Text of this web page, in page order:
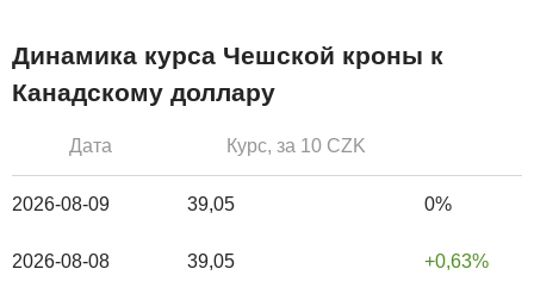
Динамика курса Чешской кроны к
Канадскому доллару
Дата Курс, за 10 CZK
2026-08-09 39,05 0%
2026-08-08 39,05 0,63%